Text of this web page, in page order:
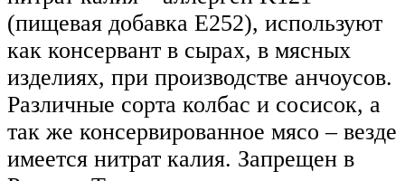
(пищевая добавка Е252), используют
как консервант в сырах, в мясных
изделиях, при производстве анчоусов.
Различные сорта колбас и сосисок, а
так же консервированное мясо – везде
имеется нитрат калия. Запрещен в